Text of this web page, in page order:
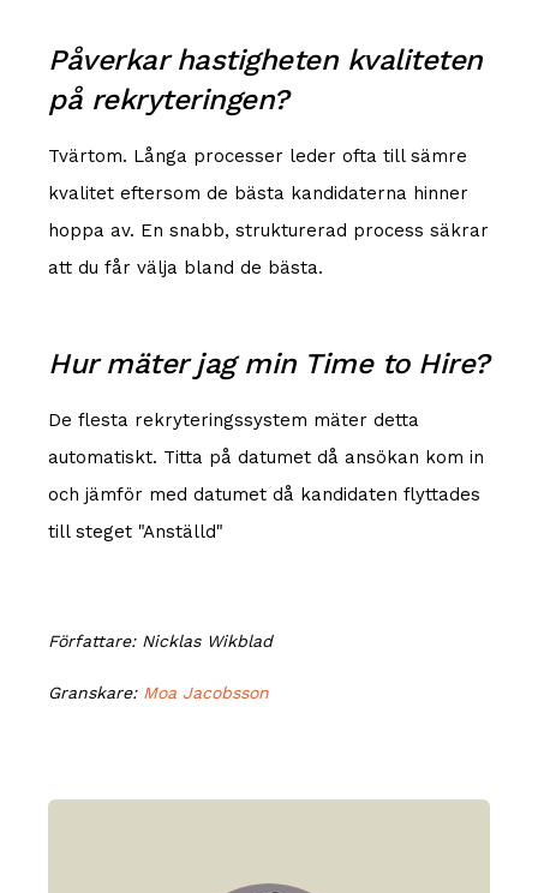
Påverkar hastigheten kvaliteten
på rekryteringen?
Tvärtom. Långa processer leder ofta till sämre
kvalitet eftersom de bästa kandidaterna hinner
hoppa av. En snabb, strukturerad process säkrar
att du får välja bland de bästa.
Hur mäter jag min Time to Hire?
De flesta rekryteringssystem mäter detta
automatiskt. Titta på datumet då ansökan kom in
och jämför med datumet då kandidaten flyttades
till steget "Anställd"
Författare: Nicklas Wikblad
Granskare: Moa Jacobsson